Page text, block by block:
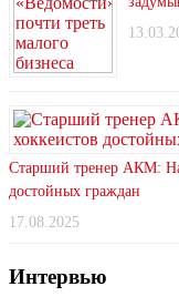
Старший тренер АКМ:
достойных граждан
17.08.2025
Интервью